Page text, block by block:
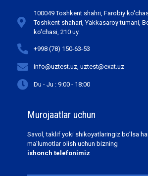
100049 Toshkent shahri, Farobiy
Toshkent shahari, Yakkasaroy tumani,
ko'chasi, 210 uy.
+998 (78) 150-63-53
info@uztest.uz, uztest@exat.uz
Du - Ju : 9:00 - 18:00
Murojaatlar uchun
Savol, taklif yoki shikoyatlaringiz bo’lsa
ma’lumotlar olish uchun bizning
ishonch telefonimiz